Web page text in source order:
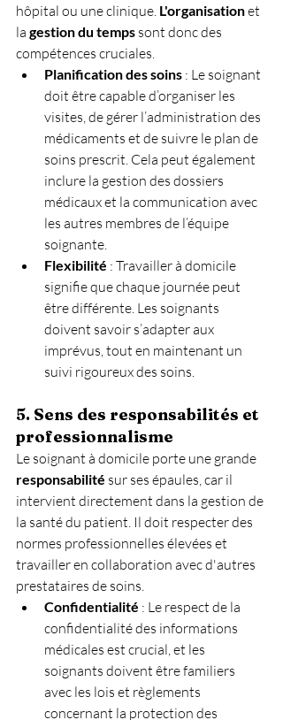
hôpital ou une clinique. L'organisation et
la gestion du temps sont donc des
compétences cruciales.
Planification des soins : Le soignant
doit être capable d’organiser les
visites, de gérer l’administration des
médicaments et de suivre le plan de
soins prescrit. Cela peut également
inclure la gestion des dossiers
médicaux et la communication avec
les autres membres de l’équipe
soignante.
Flexibilité : Travailler à domicile
signifie que chaque journée peut
être différente. Les soignants
doivent savoir s’adapter aux
imprévus, tout en maintenant un
suivi rigoureux des soins.
5. Sens des responsabilités et
professionnalisme
Le soignant à domicile porte une grande
responsabilité sur ses épaules, car il
intervient directement dans la gestion de
la santé du patient. Il doit respecter des
normes professionnelles élevées et
travailler en collaboration avec d'autres
prestataires de soins.
Confidentialité : Le respect de la
confidentialité des informations
médicales est crucial, et les
soignants doivent être familiers
avec les lois et règlements
concernant la protection des